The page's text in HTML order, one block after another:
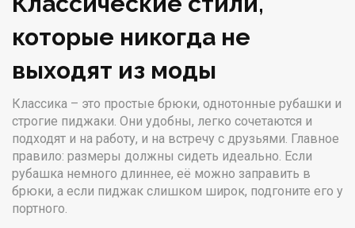
которые никогда не
выходят из моды
Классика – это простые брюки, однотонные рубашки и
строгие пиджаки. Они удобны, легко сочетаются и
подходят и на работу, и на встречу с друзьями. Главное
правило: размеры должны сидеть идеально. Если
рубашка немного длиннее, её можно заправить в
брюки, а если пиджак слишком широк, подгоните его у
портного.